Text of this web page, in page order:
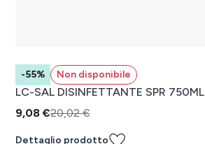
-55% Non disponibile
LC-SAL DISINFETTANTE SPR 750ML
9,08 €20,02 €
Dettaglio prodotto